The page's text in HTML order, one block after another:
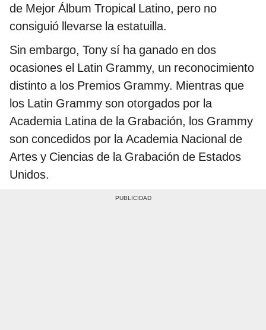
de Mejor Álbum Tropical Latino, pero no
consiguió llevarse la estatuilla.
Sin embargo, Tony sí ha ganado en dos
ocasiones el Latin Grammy, un reconocimiento
distinto a los Premios Grammy. Mientras que
los Latin Grammy son otorgados por la
Academia Latina de la Grabación, los Grammy
son concedidos por la Academia Nacional de
Artes y Ciencias de la Grabación de Estados
Unidos.